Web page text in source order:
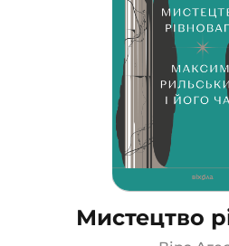
Енциклопедії, довідники,
Подарункові сертифікати (1)
Мистецтво